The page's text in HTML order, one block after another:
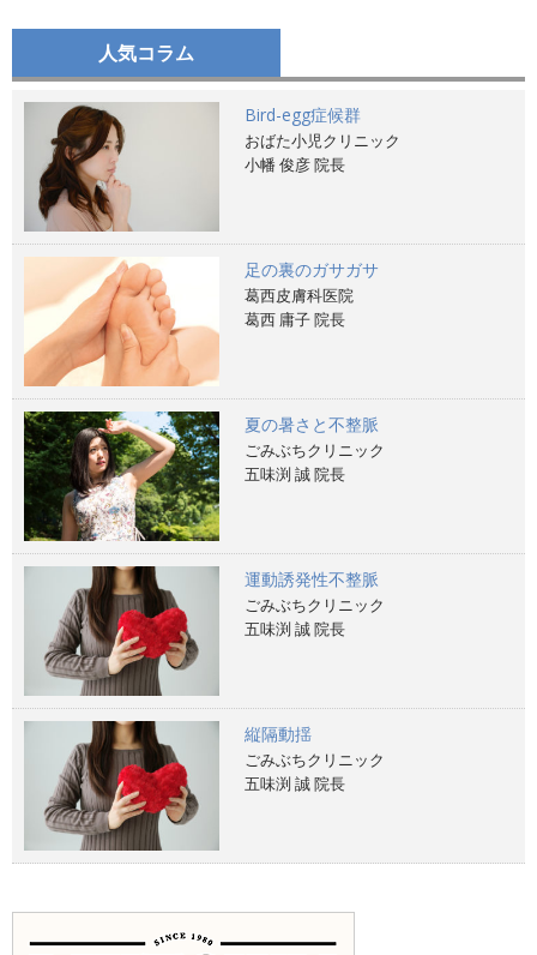
人気コラム
Bird-egg症候群
おばた小児クリニック
小幡 俊彦 院長
足の裏のガサガサ
葛西皮膚科医院
葛西 庸子 院長
夏の暑さと不整脈
ごみぶちクリニック
五味渕 誠 院長
運動誘発性不整脈
ごみぶちクリニック
五味渕 誠 院長
縦隔動揺
ごみぶちクリニック
五味渕 誠 院長